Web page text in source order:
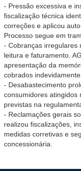
- Pressão excessiva e
fiscalização técnica
correções e aplicou
Processo segue em
- Cobranças irregulares
leitura e faturamento.
apresentação da
cobrados
- Desabastecimento
consumidores atingidos
previstas na
- Reclamações gerais
realizou fiscalizações,
medidas corretivas e
concessionária.